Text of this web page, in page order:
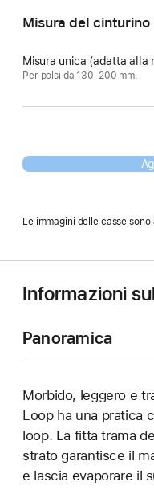
Misura del cinturino
Misura unica (adatta alla
Per polsi da 130-200 mm.
Le immagini delle casse
Informazioni
Panoramica
Morbido, leggero e
Loop ha una pratica
loop. La fitta trama
strato garantisce il
e lascia evaporare il